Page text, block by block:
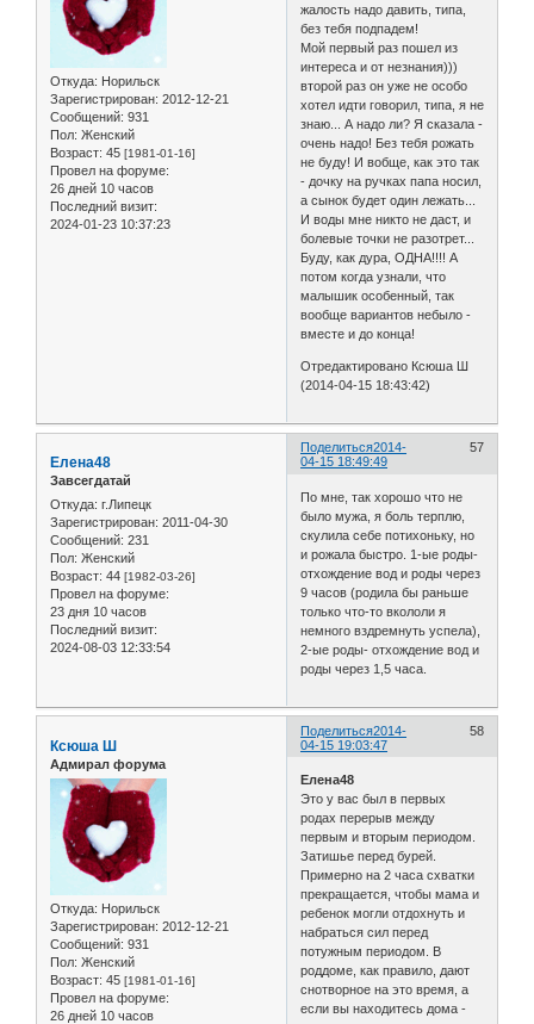
Откуда: Норильск
Зарегистрирован: 2012-12-21
Сообщений: 931
Пол: Женский
Возраст: 45 [1981-01-16]
Провел на форуме:
26 дней 10 часов
Последний визит:
2024-01-23 10:37:23
жалость надо давить, типа,
без тебя подпадем!
Мой первый раз пошел из
интереса и от незнания)))
второй раз он уже не особо
хотел идти говорил, типа, я не
знаю... А надо ли? Я сказала -
очень надо! Без тебя рожать
не буду! И вобще, как это так
- дочку на ручках папа носил,
а сынок будет один лежать...
И воды мне никто не даст, и
болевые точки не разотрет...
Буду, как дура, ОДНА!!!! А
потом когда узнали, что
малышик особенный, так
вообще вариантов небыло -
вместе и до конца!
Отредактировано Ксюша Ш
(2014-04-15 18:43:42)
Поделиться 57
2014-
04-15 18:49:49
Елена48
Завсегдатай
Откуда: г.Липецк
Зарегистрирован: 2011-04-30
Сообщений: 231
Пол: Женский
Возраст: 44 [1982-03-26]
Провел на форуме:
23 дня 10 часов
Последний визит:
2024-08-03 12:33:54
По мне, так хорошо что не
было мужа, я боль терплю,
скулила себе потихоньку, но
и рожала быстро. 1-ые роды-
отхождение вод и роды через
9 часов (родила бы раньше
только что-то вкололи я
немного вздремнуть успела),
2-ые роды- отхождение вод и
роды через 1,5 часа.
Поделиться 58
2014-
04-15 19:03:47
Ксюша Ш
Адмирал форума
Откуда: Норильск
Зарегистрирован: 2012-12-21
Сообщений: 931
Пол: Женский
Возраст: 45 [1981-01-16]
Провел на форуме:
26 дней 10 часов
Елена48
Это у вас был в первых
родах перерыв между
первым и вторым периодом.
Затишье перед бурей.
Примерно на 2 часа схватки
прекращается, чтобы мама и
ребенок могли отдохнуть и
набраться сил перед
потужным периодом. В
роддоме, как правило, дают
снотворное на это время, а
если вы находитесь дома -